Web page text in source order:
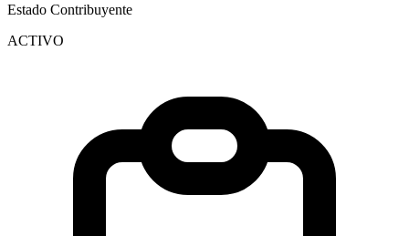
Estado Contribuyente
ACTIVO